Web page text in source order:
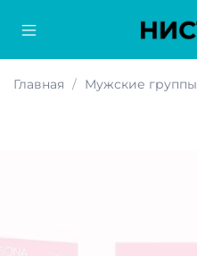
Главная Мужские группы